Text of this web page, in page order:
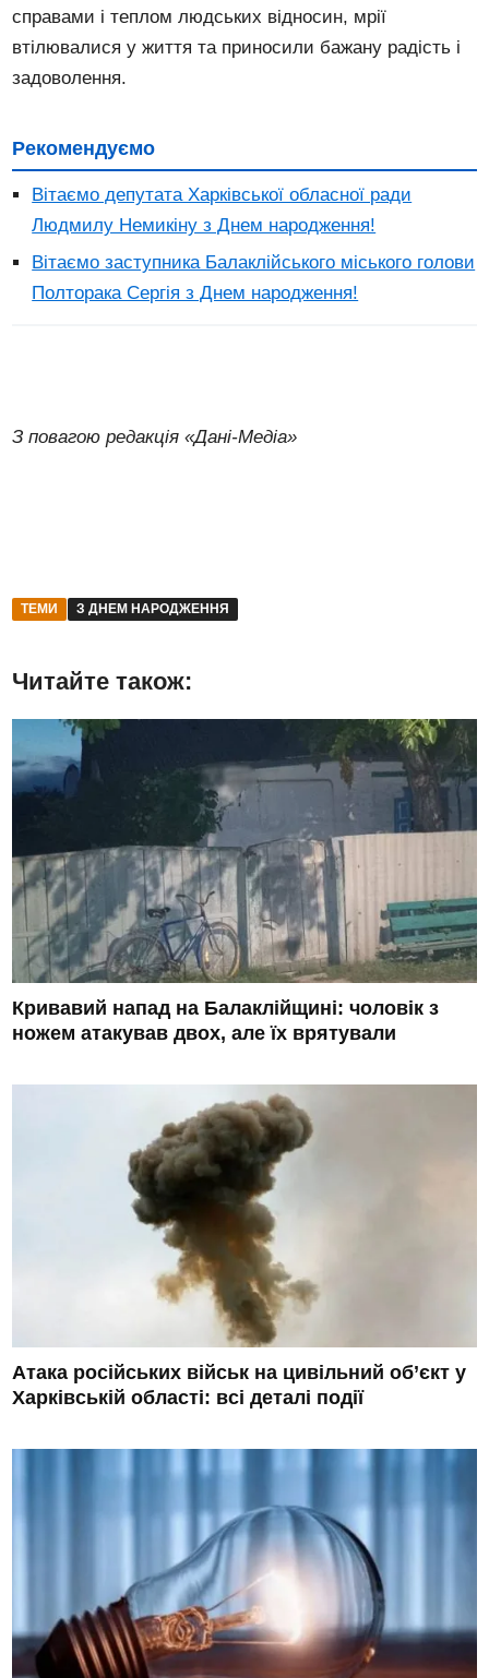
справами і теплом людських відносин, мрії
втілювалися у життя та приносили бажану радість і
задоволення.
Рекомендуємо
Вітаємо депутата Харківської обласної ради
Людмилу Немикіну з Днем народження!
Вітаємо заступника Балаклійського міського голови
Полторака Сергія з Днем народження!
З повагою редакція «Дані-Медіа»
ТЕМИ З ДНЕМ НАРОДЖЕННЯ
Читайте також:
Кривавий напад на Балаклійщині: чоловік з
ножем атакував двох, але їх врятували
Атака російських військ на цивільний об’єкт у
Харківській області: всі деталі події